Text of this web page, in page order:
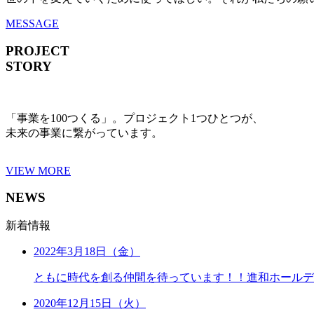
MESSAGE
PROJECT
STORY
「事業を100つくる」。プロジェクト1つひとつが、
未来の事業に繋がっています。
VIEW MORE
NEWS
新着情報
2022年3月18日（金）
ともに時代を創る仲間を待っています！！進和ホール
2020年12月15日（火）